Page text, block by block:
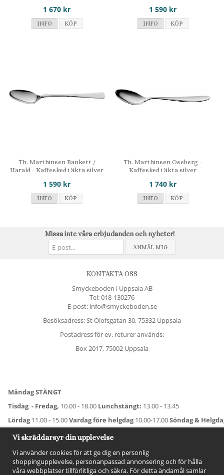
1 670 kr
INFO KÖP
1 590 kr
INFO KÖP
Th. Marthinsen Bankett /
Harald - Kaffesked i äkta silver
1 590 kr
INFO KÖP
Th. Marthinsen Oseberg -
Kaffesked i äkta silver
1 740 kr
INFO KÖP
Missa inte våra erbjudanden och nyheter!
ANMÄL MIG
KONTAKTA OSS
Smyckeboden i Uppsala AB
Tel:018-130276
E-post: info@smyckeboden.se
Besöksadress: St Olofsgatan 30, 75332 Uppsala
Postadress för ev. returer används:
Box 2017, 75002 Uppsala
Måndag STÄNGT
Tisdag - Fredag, 10.00 - 18.00 Lunchstängt: 13.00 - 13.45
Lördag11.00 - 15.00Vardag före helgdag10.00-17.00Söndag &
För avvikande öppettider:Titta här
Vi skräddarsyr din upplevelse
Vi använder cookies för att ge dig en personlig
shoppingupplevelse, personanpassad annonsering och för hålla
våra webbplatser tillförlitliga och säkra. För detta ändamål samlar